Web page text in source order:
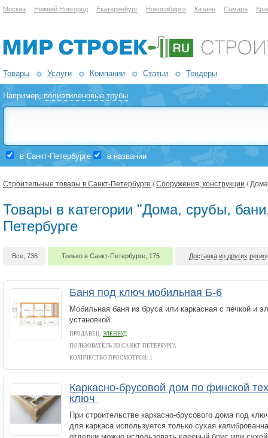
Москва Нижний Новгород Екатеринбург Новосибирск Казань Самара
Товары Услуги Компании Статьи Тендеры
Например,полиэтиленовые трубы
в Санкт-Петербурге в названии
Строительные товары в Санкт-Петербурге /Сооружения, конструкции /
Товары в категории "Дома, срубы,
Петербурге
Все, 736 Только в Санкт-Петербурге, 175 Доставка из других
Баня под ключ мобильная Б-6
Мобильная баня из бруса или каркасная с печкой и
установкой.
ПРОДАВЕЦ: ЭЛЕНВУД
ПОЛЬЗОВАТЕЛЬ ИЗ САНКТ-ПЕТЕРБУРГА
КОЛИЧЕСТВО ПРОСМОТРОВ: 1
Каркасно-брусовой дом по финской
ключ
При строительстве каркасно-брусового дома под
для каркаса используется только сухая